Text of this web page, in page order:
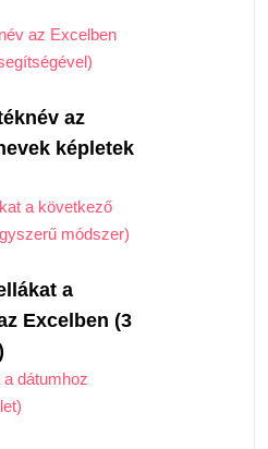
az
képletek
a
Excelben (3